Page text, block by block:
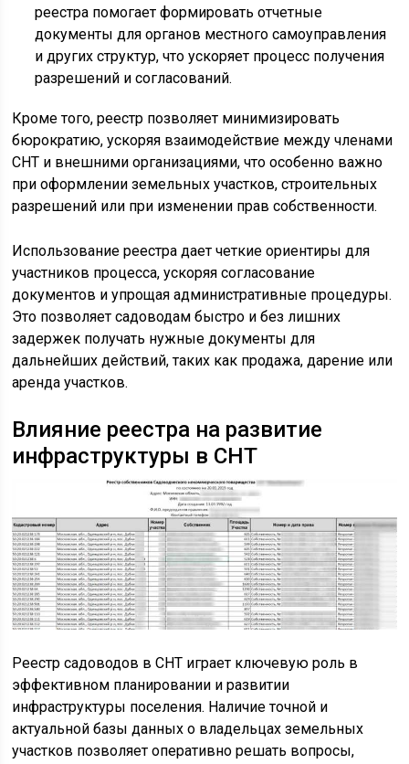
реестра помогает формировать отчетные
документы для органов местного самоуправления
и других структур, что ускоряет процесс получения
разрешений и согласований.
Кроме того, реестр позволяет минимизировать
бюрократию, ускоряя взаимодействие между членами
СНТ и внешними организациями, что особенно важно
при оформлении земельных участков, строительных
разрешений или при изменении прав собственности.
Использование реестра дает четкие ориентиры для
участников процесса, ускоряя согласование
документов и упрощая административные процедуры.
Это позволяет садоводам быстро и без лишних
задержек получать нужные документы для
дальнейших действий, таких как продажа, дарение или
аренда участков.
Влияние реестра на развитие
инфраструктуры в СНТ
Реестр садоводов в СНТ играет ключевую роль в
эффективном планировании и развитии
инфраструктуры поселения. Наличие точной и
актуальной базы данных о владельцах земельных
участков позволяет оперативно решать вопросы,